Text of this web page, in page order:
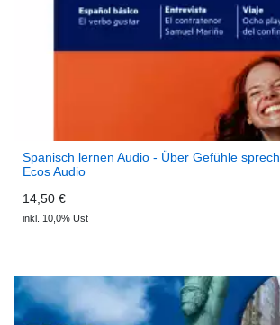
Spanisch lernen Audio - Über Gefühle
Ecos Audio
14,50 €
inkl. 10,0% Ust